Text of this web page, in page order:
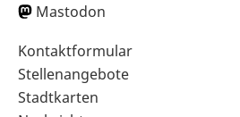
Mastodon
Sekundärnavigation
im
Fußbereich
Kontaktformular
Stellenangebote
Stadtkarten